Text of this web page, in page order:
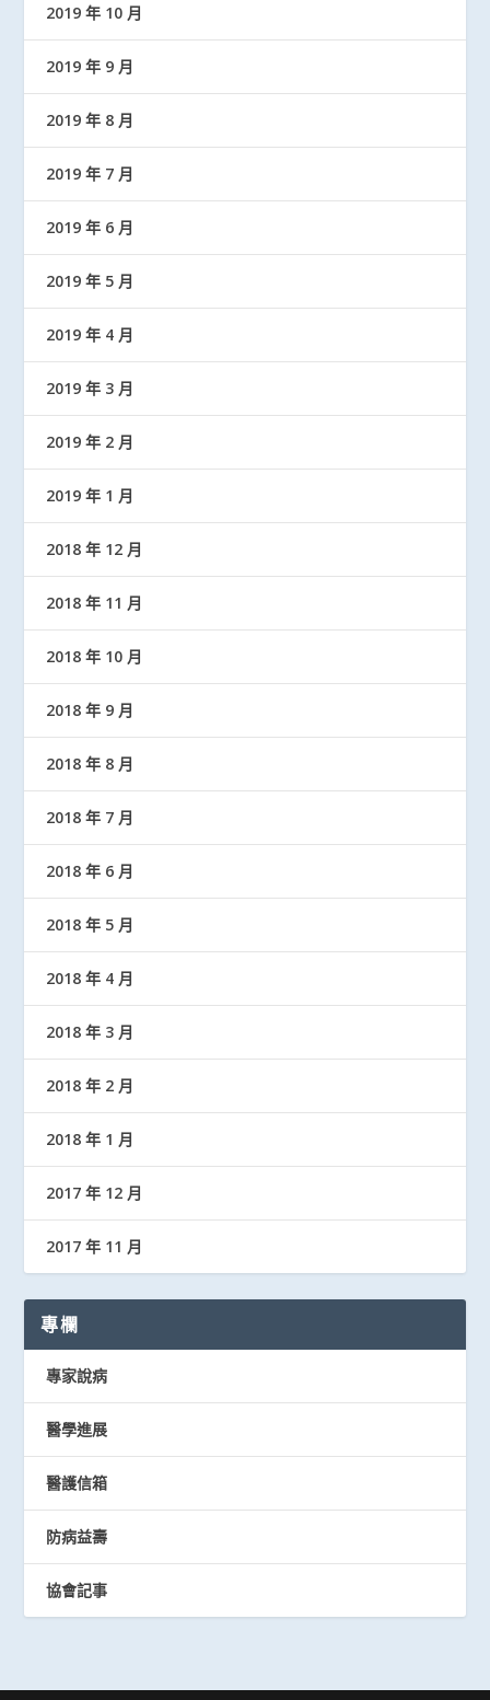
2019 年 10 月
2019 年 9 月
2019 年 8 月
2019 年 7 月
2019 年 6 月
2019 年 5 月
2019 年 4 月
2019 年 3 月
2019 年 2 月
2019 年 1 月
2018 年 12 月
2018 年 11 月
2018 年 10 月
2018 年 9 月
2018 年 8 月
2018 年 7 月
2018 年 6 月
2018 年 5 月
2018 年 4 月
2018 年 3 月
2018 年 2 月
2018 年 1 月
2017 年 12 月
2017 年 11 月
專欄
專家說病
醫學進展
醫護信箱
防病益壽
協會記事